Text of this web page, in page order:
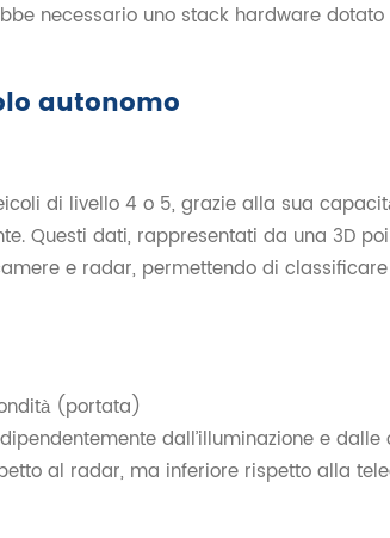
necessario uno stack hardware
autonomo
di livello 4 o 5, grazie alla sua
Questi dati, rappresentati da una 3D
e radar, permettendo di
(portata)
dall’illuminazione e dalle
al radar, ma inferiore rispetto alla